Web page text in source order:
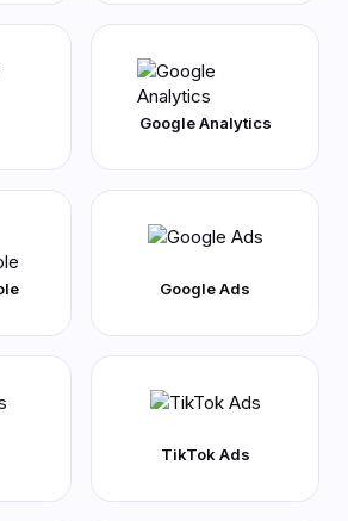
Google Analytics
Google Ads
TikTok Ads